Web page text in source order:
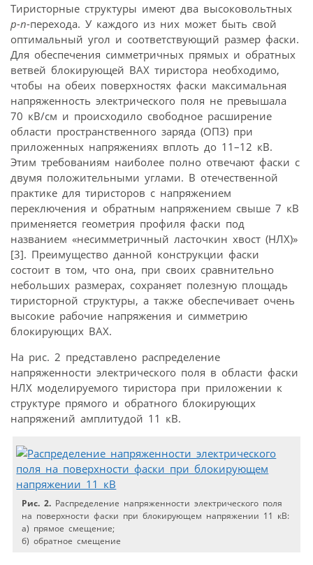
Тиристорные структуры имеют два высоко­вольтных
p-n-перехода. У каждого из них может быть свой
оптимальный угол и соответствующий размер фаски.
Для обеспечения симметричных прямых и обратных
ветвей блокирующей ВАХ тиристора необходимо,
чтобы на обеих поверхностях фаски максимальная
напряженность электрического поля не превышала
70 кВ/см и происходило свободное расширение
области пространственного заряда (ОПЗ) при
приложенных напряжениях вплоть до 11–12 кВ.
Этим требованиям наиболее полно отвечают фаски с
двумя положительными углами. В отечественной
практике для тиристоров с напряжением
переключения и обратным напряжением свыше 7 кВ
применяется геометрия профиля фаски под
названием «несимметричный ласточкин хвост (НЛХ)»
[3]. Преимущество данной конструкции фаски
состоит в том, что она, при своих сравнительно
небольших размерах, сохраняет полезную площадь
тиристорной структуры, а также обеспечивает очень
высокие рабочие напряжения и симметрию
блокирующих ВАХ.
На рис. 2 представлено распределение
напряженности электрического поля в области фаски
НЛХ моделируемого тиристора при приложении к
структуре прямого и обратного блокирующих
напряжений амплитудой 11 кВ.
Рис. 2. Распределение напряженности электрического поля
на поверхности фаски при блокирующем напряжении 11 кВ:
а) прямое смещение;
б) обратное смещение